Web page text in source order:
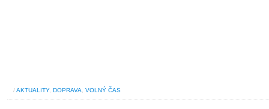
/AKTUALITY, DOPRAVA VOLNÝ ČAS